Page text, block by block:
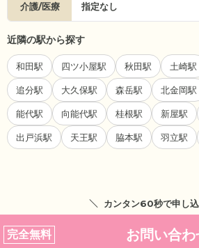
介護/医療 指定なし
近隣の駅から探す
和田駅 四ツ小屋駅 秋田駅 土崎駅
追分駅 大久保駅 森岳駅 北金岡駅
能代駅 向能代駅 桂根駅 新屋駅
出戸浜駅 天王駅 脇本駅 羽立駅
カンタン60秒で申し
完全無料 お問い合わ